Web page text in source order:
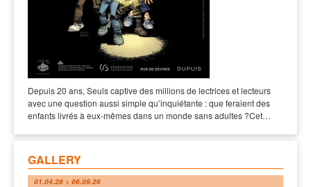
Depuis 20 ans, Seuls captive des millions de lectrices et lecteurs
avec une question aussi simple qu’inquiétante : que feraient des
enfants livrés à eux-mêmes dans un monde sans adultes ?Cet…
GALLERY
01.04.26 > 06.09.26